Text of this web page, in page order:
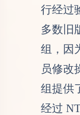
行经过
多数旧
组，因
员修改
组提供
经过